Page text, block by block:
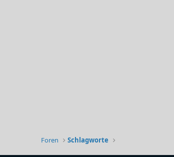
Foren Schlagworte